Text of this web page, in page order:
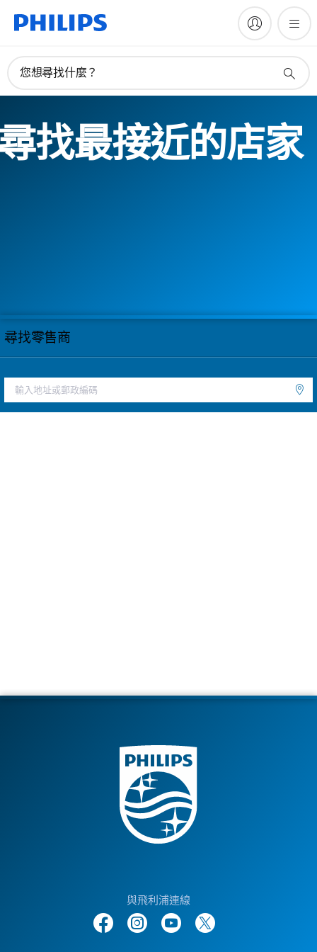
您想尋找什麼？
找最接近的店家
尋找零售商
與飛利浦連線